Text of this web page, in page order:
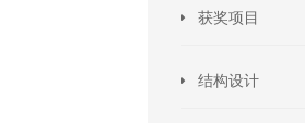
获奖项目
结构设计